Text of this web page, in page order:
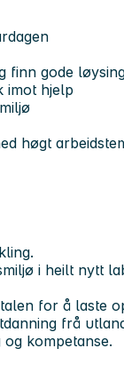
finn gode
imot hjelp
høgt
i heilt nytt
for å laste
frå
kompetanse.